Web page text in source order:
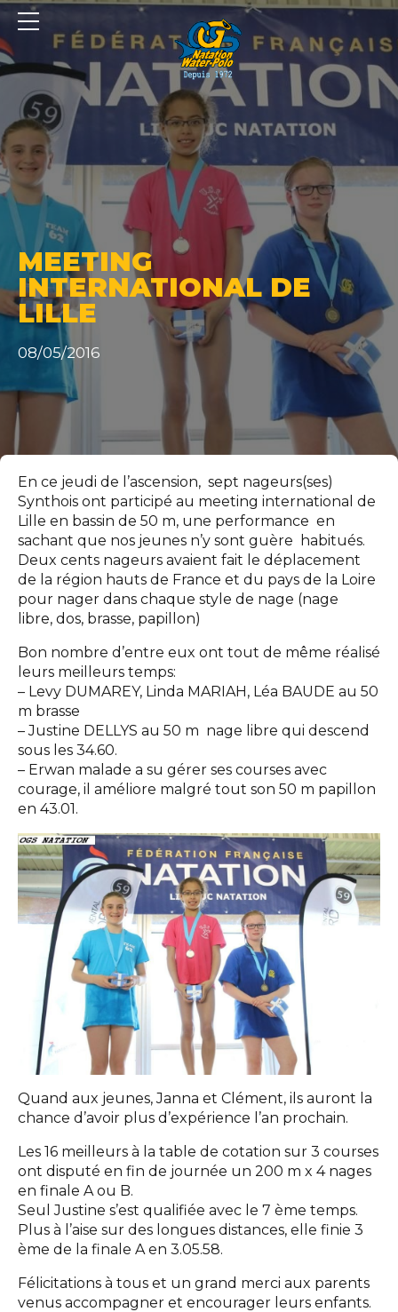
MEETING
INTERNATIONAL DE
LILLE
08/05/2016
En ce jeudi de l’ascension, sept nageurs(ses)
Synthois ont participé au meeting international de
Lille en bassin de 50 m, une performance en
sachant que nos jeunes n’y sont guère habitués.
Deux cents nageurs avaient fait le déplacement
de la région hauts de France et du pays de la Loire
pour nager dans chaque style de nage (nage
libre, dos, brasse, papillon)
Bon nombre d’entre eux ont tout de même réalisé
leurs meilleurs temps:
– Levy DUMAREY, Linda MARIAH, Léa BAUDE au 50
m brasse
– Justine DELLYS au 50 m nage libre qui descend
sous les 34.60.
– Erwan malade a su gérer ses courses avec
courage, il améliore malgré tout son 50 m papillon
en 43.01.
Quand aux jeunes, Janna et Clément, ils auront la
chance d’avoir plus d’expérience l’an prochain.
Les 16 meilleurs à la table de cotation sur 3 courses
ont disputé en fin de journée un 200 m x 4 nages
en finale A ou B.
Seul Justine s’est qualifiée avec le 7 ème temps.
Plus à l’aise sur des longues distances, elle finie 3
ème de la finale A en 3.05.58.
Félicitations à tous et un grand merci aux parents
venus accompagner et encourager leurs enfants.
Panneau de gestion des cookies